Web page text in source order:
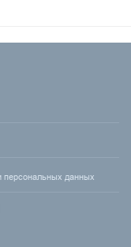
персональных данных